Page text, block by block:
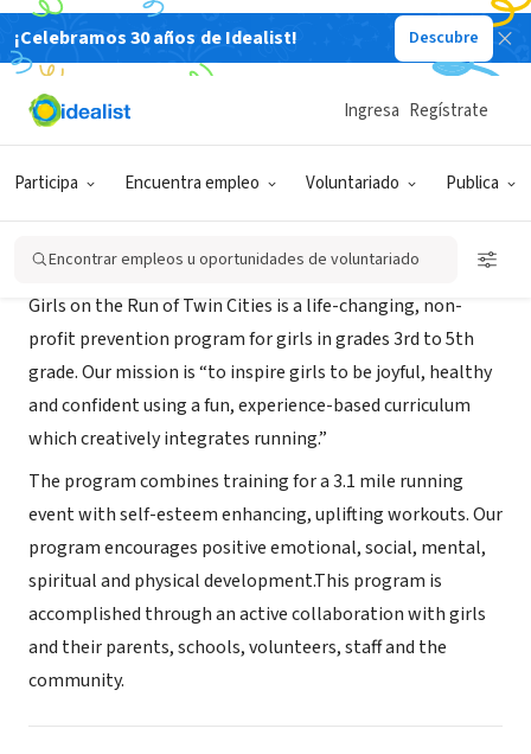
¡Celebramos 30 años de Idealist! Descubre
Participa Encuentra empleo Voluntariado Publica
Ingresa Regístrate
Encontrar empleos u oportunidades de voluntariado
ORGANIZACIÓN SIN FIN DE LUCRO
Girls on the Run Twin Cities
Girls on the Run of Twin Cities is a life-changing, non-
profit prevention program for girls in grades 3rd to 5th
grade. Our mission is “to inspire girls to be joyful, healthy
and confident using a fun, experience-based curriculum
which creatively integrates running.”
The program combines training for a 3.1 mile running
event with self-esteem enhancing, uplifting workouts. Our
program encourages positive emotional, social, mental,
spiritual and physical development.This program is
accomplished through an active collaboration with girls
and their parents, schools, volunteers, staff and the
community.